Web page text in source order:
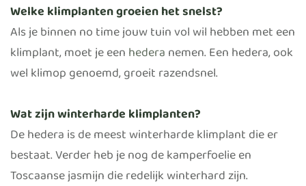
Welke klimplanten groeien het snelst?
Als je binnen no time jouw tuin vol wil hebben met een
klimplant, moet je eenhederanemen. Een hedera, ook
wel klimop genoemd, groeit razendsnel.
Wat zijn winterharde klimplanten?
De hedera is de meest winterharde klimplant die er
bestaat. Verder heb je nog de kamperfoelie en
Toscaanse jasmijn die redelijk winterhard zijn.